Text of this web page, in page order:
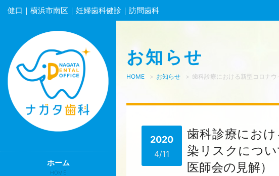
健口｜横浜市南区｜妊婦歯科健診｜訪問歯科
ホーム
HOME
お知らせ
HOME > お知らせ > 歯科診療における新型コロナ
2020
4/11
歯科診療にお
染リスクにつ
医師会の見解）